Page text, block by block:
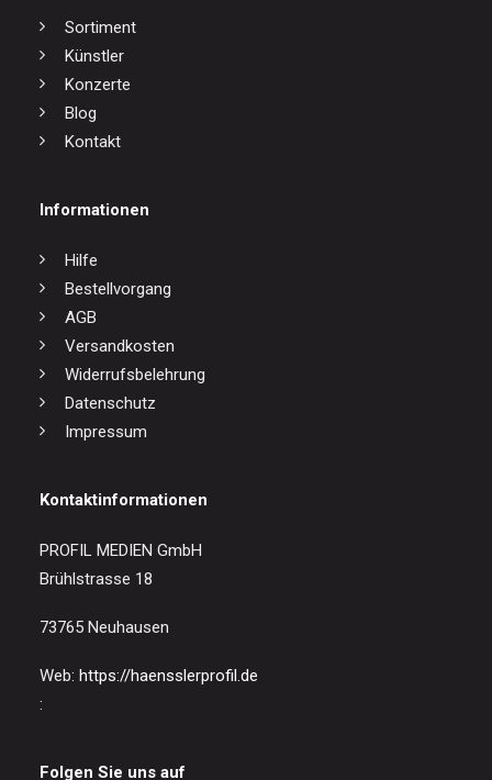
Sortiment
Künstler
Konzerte
Blog
Kontakt
Informationen
Hilfe
Bestellvorgang
AGB
Versandkosten
Widerrufsbelehrung
Datenschutz
Impressum
Kontaktinformationen
PROFIL MEDIEN GmbH
Brühlstrasse 18
73765 Neuhausen
Web: https://haensslerprofil.de
:
Folgen Sie uns auf